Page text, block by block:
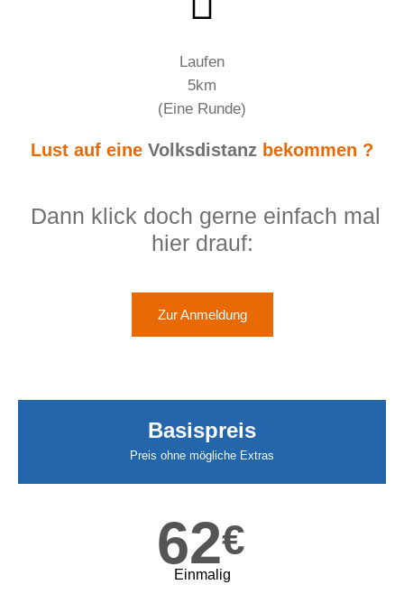
Laufen
5km
(Eine Runde)
Lust auf eine Volksdistanz bekommen ?
Dann klick doch gerne einfach mal
hier drauf:
Zur Anmeldung
Basispreis
Preis ohne mögliche Extras
62€
Einmalig